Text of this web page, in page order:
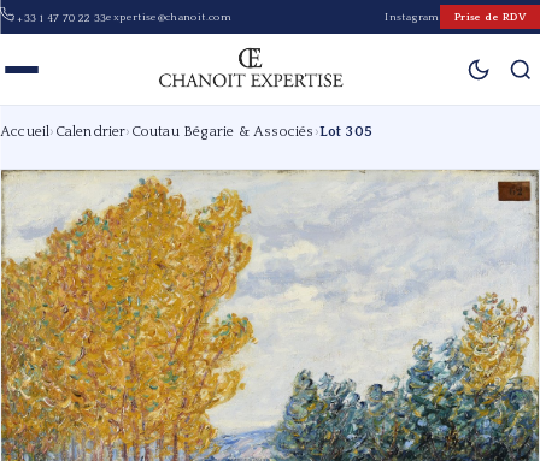
+33 1 47 70 22 33expertise@chanoit.com Instagram Prise de RDV
Accueil› Calendrier› Coutau Bégarie & Associés ›Lot 305